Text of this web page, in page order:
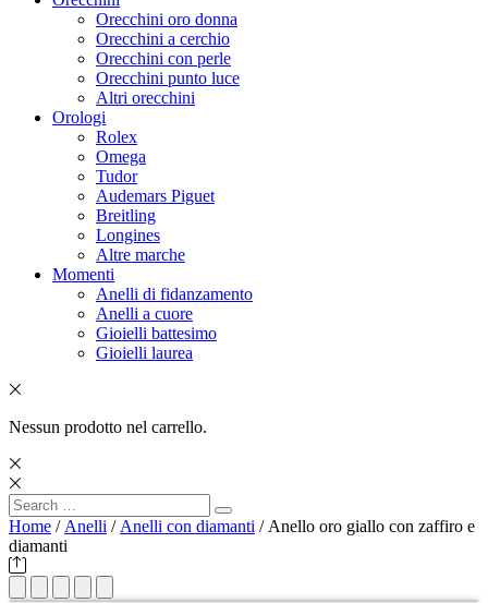
Orecchini oro donna
Orecchini a cerchio
Orecchini con perle
Orecchini punto luce
Altri orecchini
Orologi
Rolex
Omega
Tudor
Audemars Piguet
Breitling
Longines
Altre marche
Momenti
Anelli di fidanzamento
Anelli a cuore
Gioielli battesimo
Gioielli laurea
Nessun prodotto nel carrello.
Search
for:
Search
Home / Anelli / Anelli con diamanti / Anello oro giallo con zaffiro e
diamanti